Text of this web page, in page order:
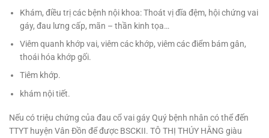
Khám, điều trị các bệnh nội khoa: Thoát vị đĩa đệm, hội chứng vai
gáy, đau lưng cấp, mãn – thần kinh tọa…
Viêm quanh khớp vai, viêm các khớp, viêm các điểm bám gân,
thoái hóa khớp gối.
Tiêm khớp.
khám nội tiết.
Nếu có triệu chứng của đau cổ vai gáy Quý bệnh nhân có thể đến
TTYT huyện Vân Đồn để được BSCKII. TÔ THỊ THÚY HẰNG giàu